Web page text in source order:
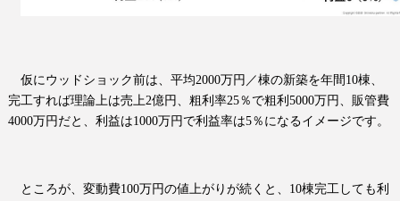
仮にウッドショック前は、平均2000万円／棟の新築を年間 10棟、
完工すれば理論上は売上2億円、粗利率25％で粗利 5000万円、販管費
4000万円だと、利益は1000万円で利益率は5％になるイメージです。
ところが、変動費100万円の値上がりが続くと、 10棟完工しても利